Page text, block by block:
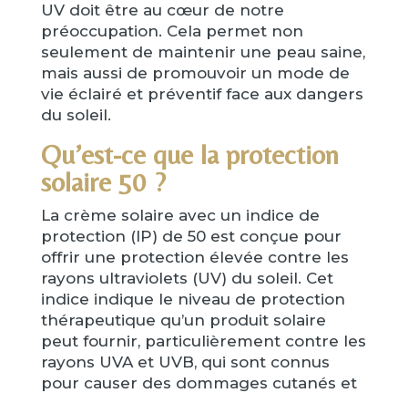
UV doit être au cœur de notre
préoccupation. Cela permet non
seulement de maintenir une peau saine,
mais aussi de promouvoir un mode de
vie éclairé et préventif face aux dangers
du soleil.
Qu’est-ce que la protection
solaire 50 ?
La crème solaire avec un indice de
protection (IP) de 50 est conçue pour
offrir une protection élevée contre les
rayons ultraviolets (UV) du soleil. Cet
indice indique le niveau de protection
thérapeutique qu’un produit solaire
peut fournir, particulièrement contre les
rayons UVA et UVB, qui sont connus
pour causer des dommages cutanés et